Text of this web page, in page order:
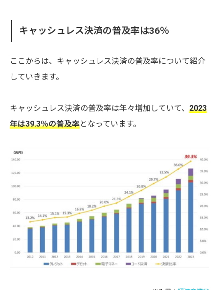
キャッシュレス決済の普及率は36％
ここからは、キャッシュレス決済の普及率について紹介
していきます。
キャッシュレス決済の普及率は年々増加していて、 2023
年は39.3％の普及率となっています。